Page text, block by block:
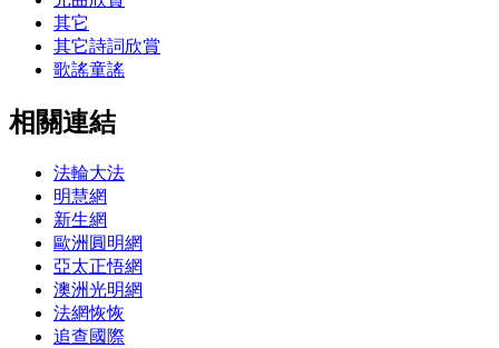
其它
其它詩詞欣賞
歌謠童謠
相關連結
法輪大法
明慧網
新生網
歐洲圓明網
亞太正悟網
澳洲光明網
法網恢恢
追查國際